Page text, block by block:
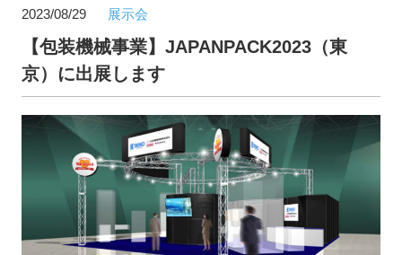
2023/08/29 展示会
【包装機械事業】JAPANPACK2023（東
京）に出展します